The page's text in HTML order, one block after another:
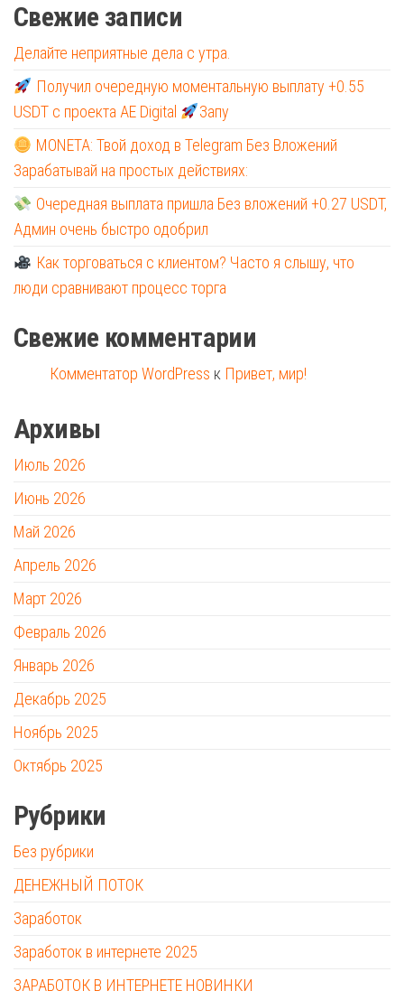
Свежие записи
Делайте неприятные дела с утра.
Получил очередную моментальную выплату +0.55
USDT с проекта AE Digital
Запу
MONETA: Твой доход в Telegram Без Вложений
Зарабатывай на простых действиях:
Очередная выплата пришла Без вложений +0.27 USDT,
Админ очень быстро одобрил
Как торговаться с клиентом? Часто я слышу, что
люди сравнивают процесс торга
Свежие комментарии
Комментатор WordPress к Привет, мир!
Архивы
Июль 2026
Июнь 2026
Май 2026
Апрель 2026
Март 2026
Февраль 2026
Январь 2026
Декабрь 2025
Ноябрь 2025
Октябрь 2025
Рубрики
Без рубрики
ДЕНЕЖНЫЙ ПОТОК
Заработок
Заработок в интернете 2025
ЗАРАБОТОК В ИНТЕРНЕТЕ НОВИНКИ